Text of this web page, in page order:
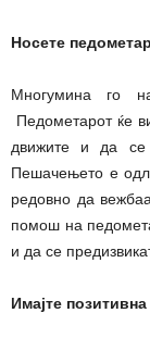
Носете педометар
Многумина го
Педометарот ќе
движите и да се
Пешачењето е
редовно да
помош на
и да се
Имајте